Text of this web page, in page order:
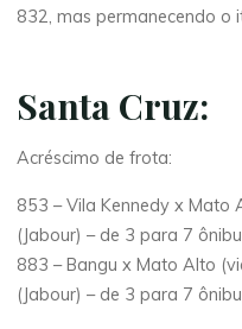
832, mas permanecendo o
Santa Cruz:
Acréscimo de frota:
853 – Vila Kennedy x Mato
(Jabour) – de 3 para 7
883 – Bangu x Mato Alto
(Jabour) – de 3 para 7